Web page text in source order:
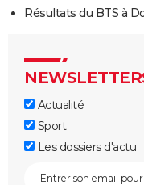
Résultats du BTS à
Actualité
Sport
Les dossiers d'actu